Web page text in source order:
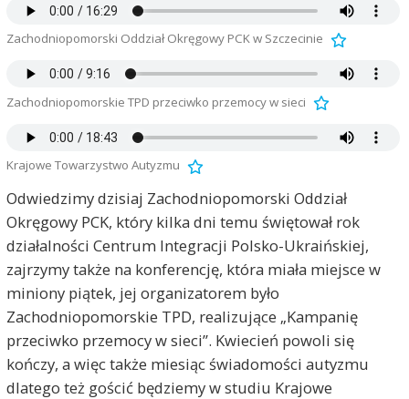
Zachodniopomorski Oddział Okręgowy PCK w Szczecinie
Zachodniopomorskie TPD przeciwko przemocy w sieci
Krajowe Towarzystwo Autyzmu
Odwiedzimy dzisiaj Zachodniopomorski Oddział
Okręgowy PCK, który kilka dni temu świętował rok
działalności Centrum Integracji Polsko-Ukraińskiej,
zajrzymy także na konferencję, która miała miejsce w
miniony piątek, jej organizatorem było
Zachodniopomorskie TPD, realizujące „Kampanię
przeciwko przemocy w sieci”. Kwiecień powoli się
kończy, a więc także miesiąc świadomości autyzmu
dlatego też gościć będziemy w studiu Krajowe